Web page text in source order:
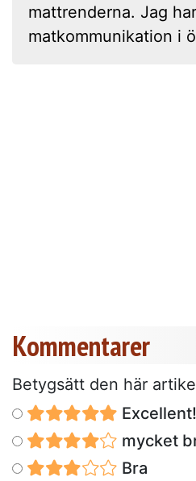
mattrenderna. Jag
matkommunikation i
Kommentarer
Betygsätt den här
Excellent!
mycket
Bra